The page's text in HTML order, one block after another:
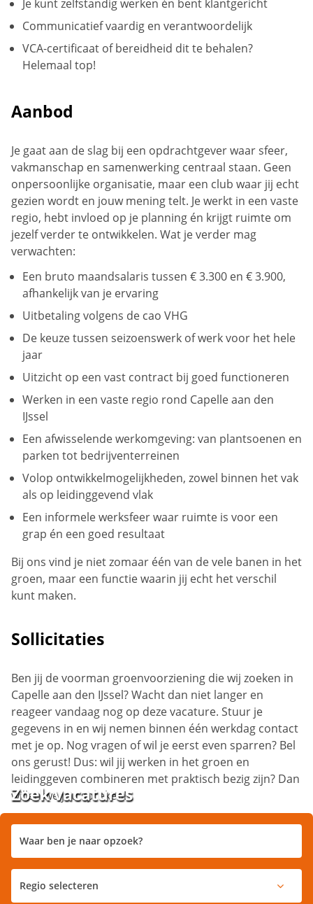
Je kunt zelfstandig werken én bent klantgericht
Communicatief vaardig en verantwoordelijk
VCA-certificaat of bereidheid dit te behalen?
Helemaal top!
Aanbod
Je gaat aan de slag bij een opdrachtgever waar sfeer,
vakmanschap en samenwerking centraal staan. Geen
onpersoonlijke organisatie, maar een club waar jij echt
gezien wordt en jouw mening telt. Je werkt in een vaste
regio, hebt invloed op je planning én krijgt ruimte om
jezelf verder te ontwikkelen. Wat je verder mag
verwachten:
Een bruto maandsalaris tussen € 3.300 en € 3.900,
afhankelijk van je ervaring
Uitbetaling volgens de cao VHG
De keuze tussen seizoenswerk of werk voor het hele
jaar
Uitzicht op een vast contract bij goed functioneren
Werken in een vaste regio rond Capelle aan den
IJssel
Een afwisselende werkomgeving: van plantsoenen en
parken tot bedrijventerreinen
Volop ontwikkelmogelijkheden, zowel binnen het vak
als op leidinggevend vlak
Een informele werksfeer waar ruimte is voor een
grap én een goed resultaat
Bij ons vind je niet zomaar één van de vele banen in het
groen, maar een functie waarin jij echt het verschil
kunt maken.
Sollicitaties
Ben jij de voorman groenvoorziening die wij zoeken in
Capelle aan den IJssel? Wacht dan niet langer en
reageer vandaag nog op deze vacature. Stuur je
gegevens in en wij nemen binnen één werkdag contact
met je op. Nog vragen of wil je eerst even sparren? Bel
ons gerust! Dus: wil jij werken in het groen en
leidinggeven combineren met praktisch bezig zijn? Dan
willen we jou spreken!
Zoek vacatures